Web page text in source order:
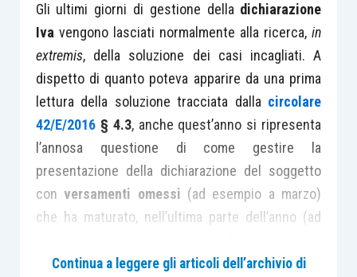
Gli ultimi giorni di gestione della dichiarazione
Iva vengono lasciati normalmente alla ricerca,in
extremis, della soluzione dei casi incagliati. A
dispetto di quanto poteva apparire da una prima
lettura della soluzione tracciata dalla circolare
42/E/2016§ 4.3, anche quest’anno si ripresenta
l’annosa questione di come gestire la
presentazione della dichiarazione del soggetto
con versamenti omessi (ad esempio a marzo)
che ha maturato, nell’ultima parte dell’anno (ad
dall’eccedenza di Iva acquisti sulle vendite. La
Continua a leggere gli articoli dell’archivio di